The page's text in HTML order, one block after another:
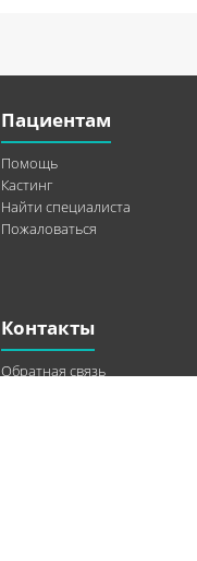
Пациентам
Помощь
Кастинг
Найти специалиста
Пожаловаться
Контакты
Обратная связь